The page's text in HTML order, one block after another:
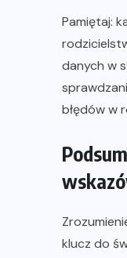
Pamiętaj:
danych w
błędów w
klucz do